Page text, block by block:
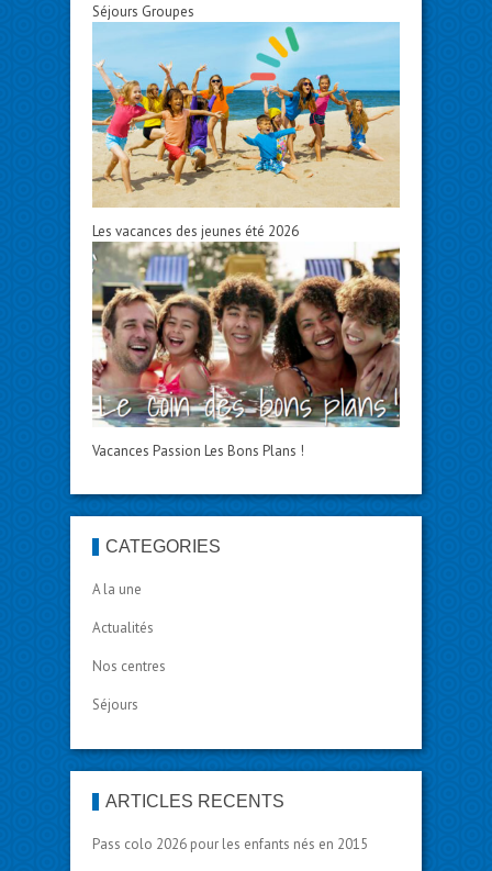
Séjours Groupes
Les vacances des jeunes été 2026
Vacances Passion Les Bons Plans !
CATÉGORIES
A la une
Actualités
Nos centres
Séjours
ARTICLES RÉCENTS
Pass colo 2026 pour les enfants nés en 2015